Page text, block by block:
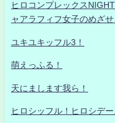
ヒロコンプレックス
ャアラフィフ女子のめざ
ユキユキッフル3！
萌えっふる！
天にまします我ら！
ヒロシッフル！ヒロシデ